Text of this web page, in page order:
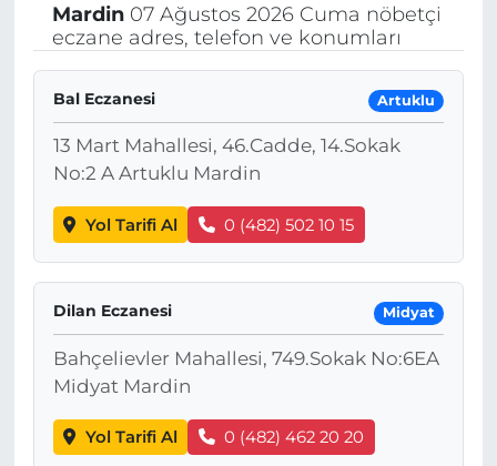
Mardin07 Ağustos 2026 Cuma nöbetçi
eczane adres, telefon ve konumları
Bal Eczanesi Artuklu
13 Mart Mahallesi, 46.Cadde, 14.Sokak
No:2 A Artuklu Mardin
Yol Tarifi Al 0 (482) 502 10 15
Dilan Eczanesi Midyat
Bahçelievler Mahallesi, 749.Sokak No:6EA
Midyat Mardin
Yol Tarifi Al 0 (482) 462 20 20